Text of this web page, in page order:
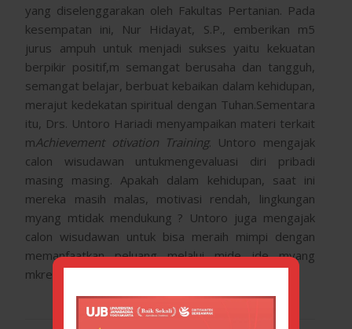
yang diselenggarakan oleh Fakultas Pertanian. Pada
kesempatan ini, Nur Hidayat, S.P., emberikan m5
jurus ampuh untuk menjadi sukses yaitu kekuatan
berpikir positif,m semangat berusaha dan tangguh,
semangat belajar, berbuat kebaikan dalam kehidupan,
merajut kedekatan spiritual dengan Tuhan.Sementara
itu, Drs. Untoro Hariadi menyampaikan materi terkait
mAchievement otivation Training. Untoro mengajak
calon wisudawan untukmengevaluasi diri pribadi
masing masing. Apakah dalam kehidupan, saat ini
mereka masih malas, motivasi rendah, lingkungan
myang mtidak mendukung ? Untoro juga mengajak
calon wisudawan untuk bisa meraih mimpi dengan
memanfaatkan peluang melalui mide ide myang
mkreatif.